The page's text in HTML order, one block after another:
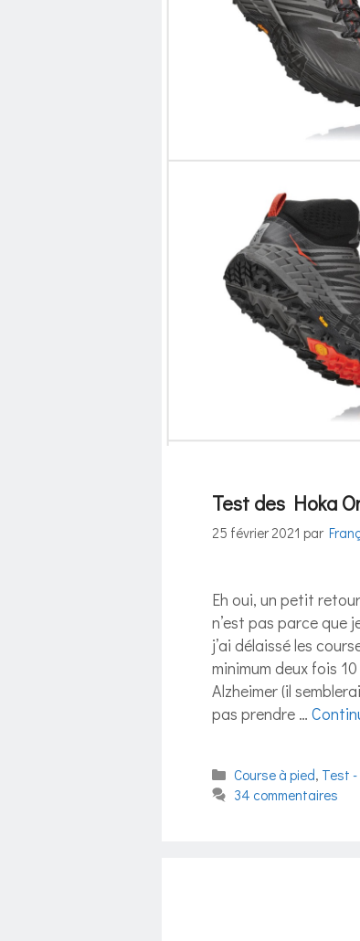
Test des Hoka
25 février 2021 par
Eh oui, un petit
n’est pas parce que
j’ai délaissé les
minimum deux fois
Alzheimer (il
pas prendre …
Catégories
Course à pied, Test -
34 commentaires